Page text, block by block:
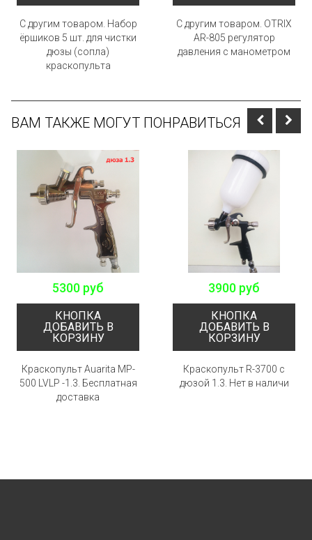
С другим товаром. Набор
ёршиков 5 шт. для чистки
дюзы (сопла)
краскопульта
С другим товаром. OTRIX
AR-805 регулятор
давления с манометром
ВАМ ТАКЖЕ МОГУТ ПОНРАВИТЬСЯ
5300 руб
КНОПКА
ДОБАВИТЬ В
КОРЗИНУ
Краскопульт Auarita MP-
500 LVLP -1.3. Бесплатная
доставка
3900 руб
КНОПКА
ДОБАВИТЬ В
КОРЗИНУ
Краскопульт R-3700 c
дюзой 1.3. Нет в наличи